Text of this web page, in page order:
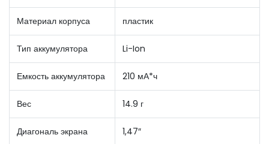
Материал корпуса пластик
Тип аккумулятора Li-Ion
Емкость аккумулятора 210 мА*ч
Вес 14.9 г
Диагональ экрана 1,47″